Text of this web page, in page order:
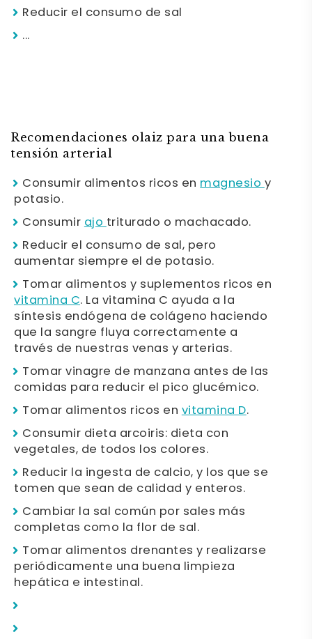
Reducir el consumo de sal
...
Recomendaciones olaiz para una buena
tensión arterial
Consumir alimentos ricos enmagnesioy
potasio.
Consumirajotriturado o machacado.
Reducir el consumo de sal, pero
aumentar siempre el de potasio.
Tomar alimentos y suplementos ricos en
vitamina C. La vitamina C ayuda a la
síntesis endógena de colágeno haciendo
que la sangre fluya correctamente a
través de nuestras venas y arterias.
Tomar vinagre de manzana antes de las
comidas para reducir el pico glucémico.
Tomar alimentos ricos envitamina D.
Consumir dieta arcoiris: dieta con
vegetales, de todos los colores.
Reducir la ingesta de calcio, y los que se
tomen que sean de calidad y enteros.
Cambiar la sal común por sales más
completas como la flor de sal.
Tomar alimentos drenantes y realizarse
periódicamente una buena limpieza
hepática e intestinal.